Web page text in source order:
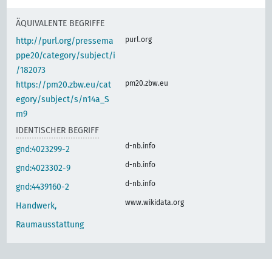
ÄQUIVALENTE BEGRIFFE
http://purl.org/pressema
ppe20/category/subject/i
/182073
purl.org
https://pm20.zbw.eu/cat
egory/subject/s/n14a_S
m9
pm20.zbw.eu
IDENTISCHER BEGRIFF
gnd:4023299-2
d-nb.info
gnd:4023302-9 d-nb.info
gnd:4439160-2 d-nb.info
Handwerk,
Raumausstattung
www.wikidata.org